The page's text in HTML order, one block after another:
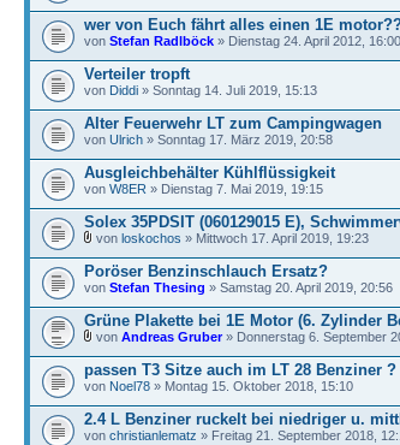
wer von Euch fährt alles einen 1E
von Stefan Radlböck » Dienstag 24. April 2012, 16:00
Verteiler tropft
von Diddi » Sonntag 14. Juli 2019, 15:13
Alter Feuerwehr LT zum Campingwagen
von Ulrich » Sonntag 17. März 2019, 20:58
Ausgleichbehälter Kühlflüssigkeit
von W8ER » Dienstag 7. Mai 2019, 19:15
Solex 35PDSIT (060129015 E),
von loskochos » Mittwoch 17. April 2019, 19:23
Poröser Benzinschlauch Ersatz?
von Stefan Thesing » Samstag 20. April 2019, 20:56
Grüne Plakette bei 1E Motor (6. Zylinder
von Andreas Gruber» Donnerstag 6. September
passen T3 Sitze auch im LT 28 Benziner ?
von Noel78 » Montag 15. Oktober 2018, 15:10
2.4 L Benziner ruckelt bei niedriger u.
von christianlematz » Freitag 21. September 2018,